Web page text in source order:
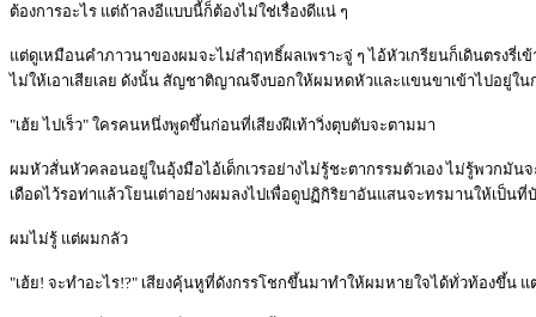
ต้องการอะไร แต่ถ้าลงอีแบบนี้ก็ต้องไม่ใช่เรื่องดีแน่ ๆ
แต่ดูเหมือนคำภาวนาของผมจะไม่สำฤทธิ์ผลเพราะจู่ ๆ ไอ้หัวเกรียนก็เดินตรง
ไม่ให้เอาเสียเลย ดังนั้น สัญชาติญาณจึงบอกให้ผมหดหัวและแขนขาเข้าไปอยู่ใน
"เฮ้ย ไปเร็ว" ใครคนหนึ่งพูดขึ้นก่อนที่เสียงฝีเท้าวิ่งตุบตับจะตามมา
ผมหัวสั่นหัวคลอนอยู่ในอุ้งมือไอ้เด็กเวรอย่างไม่รู้ชะตากรรมตัวเอง ไม่รู้พวกมัน
เดือดไว้รอท่าแล้วโยนเต่าอย่างผมลงไปเพื่อดูปฏิกิริยาอันแสนจะทรมานให้เป็นที่
ผมไม่รู้ แต่ผมกลัว
"เฮ้ย! จะทำอะไร!?" เสียงคุ้นหูที่ดังกรรโชกขึ้นมาทำให้ผมหายใจได้ทั่วท้องขึ้น